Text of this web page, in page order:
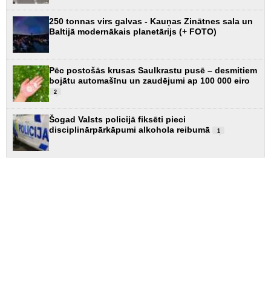
250 tonnas virs galvas - Kauņas Zinātnes sala un
Baltijā modernākais planetārijs (+ FOTO)
Pēc postošās krusas Saulkrastu pusē – desmitiem
bojātu automašīnu un zaudējumi ap 100 000 eiro
2
Šogad Valsts policijā fiksēti pieci
disciplinārpārkāpumi alkohola reibumā
1